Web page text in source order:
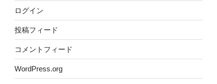
ログイン
投稿フィード
コメントフィード
WordPress.org